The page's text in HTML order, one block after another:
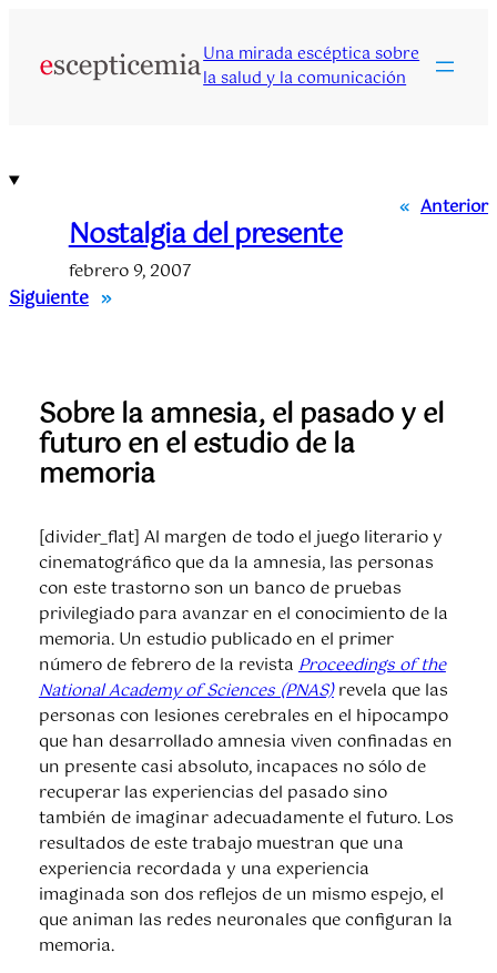
contenido
Una mirada escéptica sobre
la salud y la comunicación
« Anterior
Nostalgia del presente
febrero 9, 2007
Siguiente »
Sobre la amnesia, el pasado y el
futuro en el estudio de la
memoria
[divider_flat] Al margen de todo el juego literario y
cinematográfico que da la amnesia, las personas
con este trastorno son un banco de pruebas
privilegiado para avanzar en el conocimiento de la
memoria. Un estudio publicado en el primer
número de febrero de la revistaProceedings of the
National Academy of Sciences (PNAS)revela que las
personas con lesiones cerebrales en el hipocampo
que han desarrollado amnesia viven confinadas en
un presente casi absoluto, incapaces no sólo de
recuperar las experiencias del pasado sino
también de imaginar adecuadamente el futuro. Los
resultados de este trabajo muestran que una
experiencia recordada y una experiencia
imaginada son dos reflejos de un mismo espejo, el
que animan las redes neuronales que configuran la
memoria.